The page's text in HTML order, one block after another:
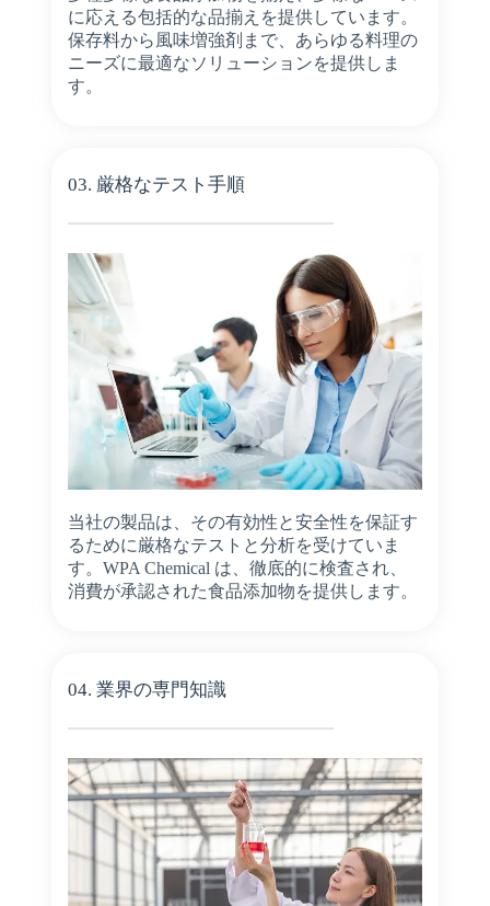
に応える包括的な品揃えを提供しています。
保存料から風味増強剤まで、あらゆる料理の
ニーズに最適なソリューションを提供しま
す。
03. 厳格なテスト手順
当社の製品は、その有効性と安全性を保証す
るために厳格なテストと分析を受けていま
す。WPA Chemical は、徹底的に検査され、
消費が承認された食品添加物を提供します。
04. 業界の専門知識